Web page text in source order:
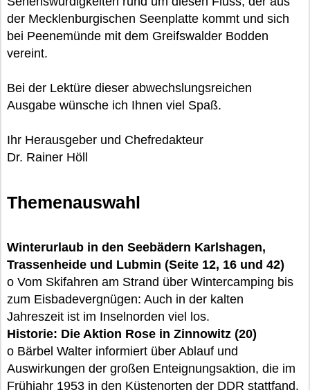
der Mecklenburgischen Seenplatte kommt und sich
bei Peenemünde mit dem Greifswalder Bodden
vereint.
Bei der Lektüre dieser abwechslungsreichen
Ausgabe wünsche ich Ihnen viel Spaß.
Ihr Herausgeber und Chefredakteur
Dr. Rainer Höll
Themenauswahl
Winterurlaub in den Seebädern Karlshagen,
Trassenheide und Lubmin (Seite 12, 16 und 42)
o Vom Skifahren am Strand über Wintercamping bis
zum Eisbadevergnügen: Auch in der kalten
Jahreszeit ist im Inselnorden viel los.
Historie: Die Aktion Rose in Zinnowitz (20)
o Bärbel Walter informiert über Ablauf und
Auswirkungen der großen Enteignungsaktion, die im
Frühjahr 1953 in den Küstenorten der DDR stattfand.